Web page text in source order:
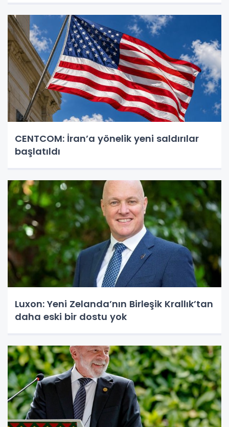
CENTCOM: İran’a yönelik yeni saldırılar
başlatıldı
Luxon: Yeni Zelanda’nın Birleşik Krallık’tan
daha eski bir dostu yok